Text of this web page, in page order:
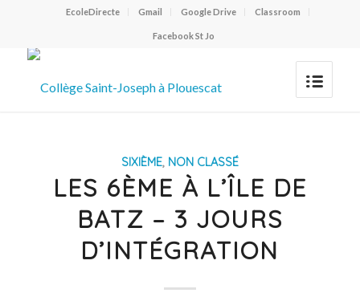
EcoleDirecte Gmail Google Drive Classroom
Facebook St Jo
SIXIÈME, NON CLASSÉ
LES 6ÈME À L’ÎLE DE
BATZ – 3 JOURS
D’INTÉGRATION